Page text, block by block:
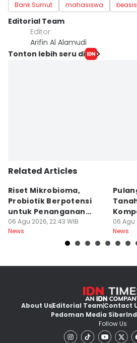
Bank Sumut mahasiswa
Editorial Team
Editor
Arifin Al Alamudi
Tonton lebih seru di
Related Articles
Riset Mikrobioma,
Probiotik Berpotensi
untuk Penanganan
Jerawat
06 Agu 2026, 22:43 WIB
News
06 Agu
News
About UsEditorial TeamContact
Pedoman Media Siber
Follow Us